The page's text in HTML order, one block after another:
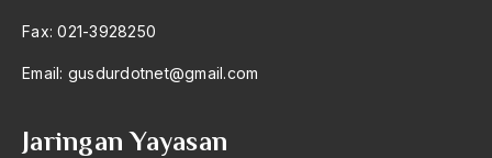
apa yang kau cari palupi
Aparat Keamanan
Apel Akbar NU
Fax: 021-3928250
Email: gusdurdotnet@gmail.com
Jaringan Yayasan